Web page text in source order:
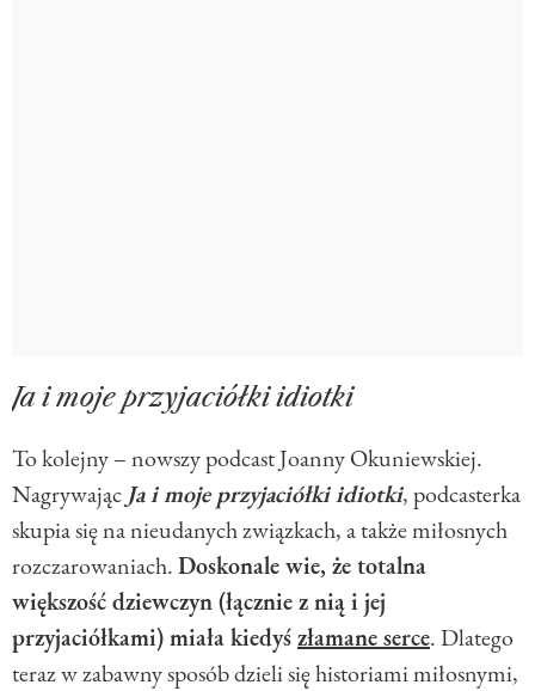
Ja i moje przyjaciółki idiotki
To kolejny – nowszy podcast Joanny Okuniewskiej.
Nagrywając Ja i moje przyjaciółki idiotki, podcasterka
skupia się na nieudanych związkach, a także miłosnych
rozczarowaniach.Doskonale wie, że totalna
większość dziewczyn (łącznie z nią i jej
przyjaciółkami) miała kiedyśzłamane serce. Dlatego
teraz w zabawny sposób dzieli się historiami miłosnymi,